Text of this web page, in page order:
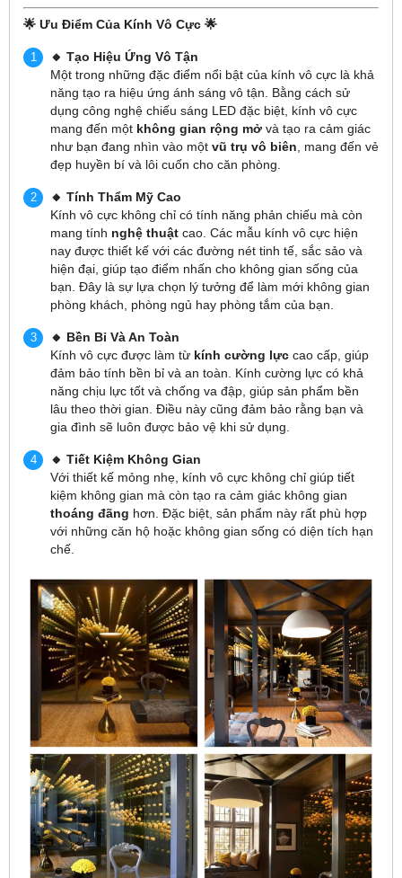
🌟 Ưu Điểm Của Kính Vô Cực 🌟
🔸 Tạo Hiệu Ứng Vô Tận
Một trong những đặc điểm nổi bật của kính vô cực là khả
năng tạo ra hiệu ứng ánh sáng vô tận. Bằng cách sử
dụng công nghệ chiếu sáng LED đặc biệt, kính vô cực
mang đến một không gian rộng mở và tạo ra cảm giác
như bạn đang nhìn vào một vũ trụ vô biên , mang đến vẻ
đẹp huyền bí và lôi cuốn cho căn phòng.
🔸 Tính Thẩm Mỹ Cao
Kính vô cực không chỉ có tính năng phản chiếu mà còn
mang tính nghệ thuật cao. Các mẫu kính vô cực hiện
nay được thiết kế với các đường nét tinh tế, sắc sảo và
hiện đại, giúp tạo điểm nhấn cho không gian sống của
bạn. Đây là sự lựa chọn lý tưởng để làm mới không gian
phòng khách, phòng ngủ hay phòng tắm của bạn.
🔸 Bền Bỉ Và An Toàn
Kính vô cực được làm từ kính cường lực cao cấp, giúp
đảm bảo tính bền bỉ và an toàn. Kính cường lực có khả
năng chịu lực tốt và chống va đập, giúp sản phẩm bền
lâu theo thời gian. Điều này cũng đảm bảo rằng bạn và
gia đình sẽ luôn được bảo vệ khi sử dụng.
🔸 Tiết Kiệm Không Gian
Với thiết kế mỏng nhẹ, kính vô cực không chỉ giúp tiết
kiệm không gian mà còn tạo ra cảm giác không gian
thoáng đãng hơn. Đặc biệt, sản phẩm này rất phù hợp
với những căn hộ hoặc không gian sống có diện tích hạn
chế.